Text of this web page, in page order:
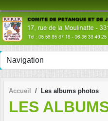
Accueil Les albums photos
LES